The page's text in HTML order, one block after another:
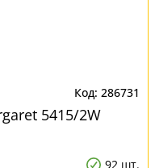
286731
5415/2W
92 шт.